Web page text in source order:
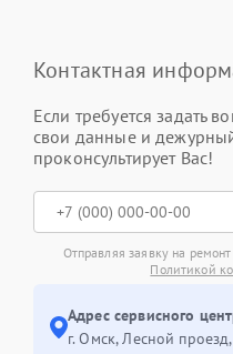
Контактная
Если требуется задать
свои данные и
проконсультирует Вас!
Отправляя заявку на
Политикой
Адрес сервисного
г. Омск, ​Лесной